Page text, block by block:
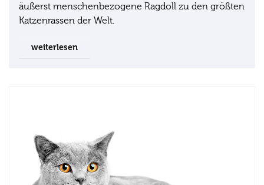
äußerst menschenbezogene Ragdoll zu den größten
Katzenrassen der Welt.
weiterlesen